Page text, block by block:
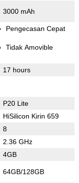
3000 mAh
Pengecasan Cepat
Tidak Amovible
17 hours
P20 Lite
HiSilicon Kirin 659
8
2.36 GHz
4GB
64GB/128GB